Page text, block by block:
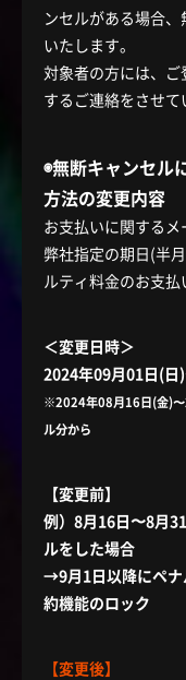
ンセルがある場合
いたします。
対象者の方には、
するご連絡をさせて
◉無断キャンセル
方法の変更内容
お支払いに関するメ
弊社指定の期日(半
ルティ料金のお支払
＜変更日時＞
2024年09月01日(日
※2024年08月16日(金)〜
ル分から
【変更前】
例）8月16日〜8月
ルをした場合
→9月1日以降にペナ
約機能のロック
【変更後】